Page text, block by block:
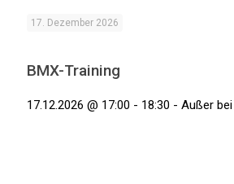
17. Dezember 2026
BMX-Training
17.12.2026 @ 17:00 - 18:30 - Außer